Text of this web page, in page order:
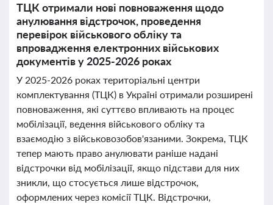
ТЦК отримали нові повноваження щодо
анулювання відстрочок, проведення
перевірок військового обліку та
впровадження електронних військових
документів у 2025-2026 роках
У 2025-2026 роках територіальні центри
комплектування (ТЦК) в Україні отримали розширені
повноваження, які суттєво впливають на процес
мобілізації, ведення військового обліку та
взаємодію з військовозобов'язаними. Зокрема, ТЦК
тепер мають право анулювати раніше надані
відстрочки від мобілізації, якщо підстави для них
зникли, що стосується лише відстрочок,
оформлених через комісії ТЦК. Відстрочки,